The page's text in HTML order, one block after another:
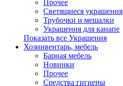
Прочее
Светящиеся украшения
Трубочки и мешалки
Украшения для канапе
Показать все Украшения
Хозинвентарь, мебель
Барная мебель
Новинки
Прочее
Средства гигиены